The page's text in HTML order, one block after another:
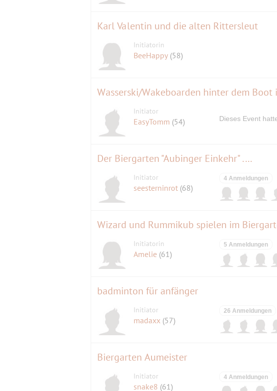
Karl Valentin und die alten Rittersleut
Initiatorin
BeeHappy (58)
Wasserski/Wakeboarden hinter dem Boot
Initiator
EasyTomm (54) Dieses Event
Der Biergarten "Aubinger Einkehr" ....
Initiator
seesterninrot (68)
4 Anmeldungen
Wizard und Rummikub spielen im
Initiatorin
Amelie (61)
5 Anmeldungen
badminton für anfänger
Initiator
madaxx (57)
26 Anmeldungen
Biergarten Aumeister
Initiator
snake8 (61)
4 Anmeldungen